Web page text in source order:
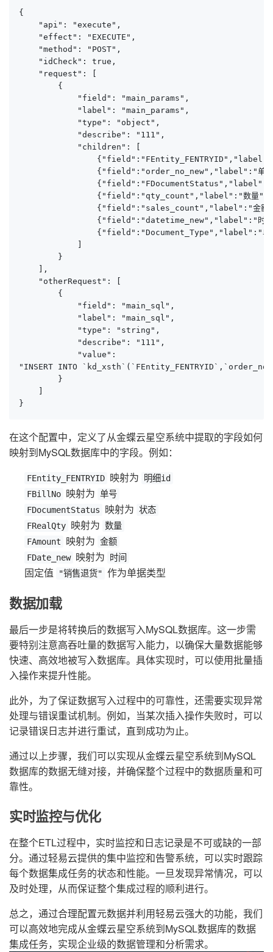
{
    "api": "execute",
    "effect": "EXECUTE",
    "method": "POST",
    "idCheck": true,
    "request": [
        {
            "field": "main_params",
            "label": "main_params",
            "type": "object",
            "describe": "111",
            "children": [
{"field":"order_no_new","label":"单
{"field":"qty_count","label":"数量
{"field":"sales_count","label":"金
{"field":"datetime_new","label":"时
{"field":"Document_Type","label":"单
        }
    ],
    "otherRequest": [
        {
            "field": "main_sql",
            "label": "main_sql",
            "type": "string",
            "describe": "111",
            "value":
"INSERT INTO
        }
}
在这个配置中，定义了从金蝶云星空系统中提取的字段如何
映射到MySQL数据库中的字段。例如：
FEntity_FENTRYID 映射为
明细id
FBillNo 映射为 单号
FDocumentStatus
映射为 状态
FRealQty 映射为 数量
FAmount
映射为 金额
FDate_new 映射为 时间
固定值 "销售退货" 作为单据类型
数据加载
最后一步是将转换后的数据写入MySQL数据库。这一步需
要特别注意高吞吐量的数据写入能力，以确保大量数据能够
快速、高效地被写入数据库。具体实现时，可以使用批量插
入操作来提升性能。
此外，为了保证数据写入过程中的可靠性，还需要实现异常
处理与错误重试机制。例如，当某次插入操作失败时，可以
记录错误日志并进行重试，直到成功为止。
通过以上步骤，我们可以实现从金蝶云星空系统到MySQL
数据库的数据无缝对接，并确保整个过程中的数据质量和可
靠性。
实时监控与优化
在整个ETL过程中，实时监控和日志记录是不可或缺的一部
分。通过轻易云提供的集中监控和告警系统，可以实时跟踪
每个数据集成任务的状态和性能。一旦发现异常情况，可以
及时处理，从而保证整个集成过程的顺利进行。
总之，通过合理配置元数据并利用轻易云强大的功能，我们
可以高效地完成从金蝶云星空系统到MySQL数据库的数据
集成任务，实现企业级的数据管理和分析需求。